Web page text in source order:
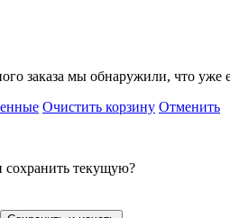
заказа мы обнаружили, что уже
Очистить корзину Отменить
сохранить текущую?